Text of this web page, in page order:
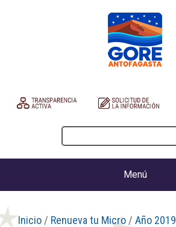
Menú
Inicio / Renueva tu Micro / Año 2019